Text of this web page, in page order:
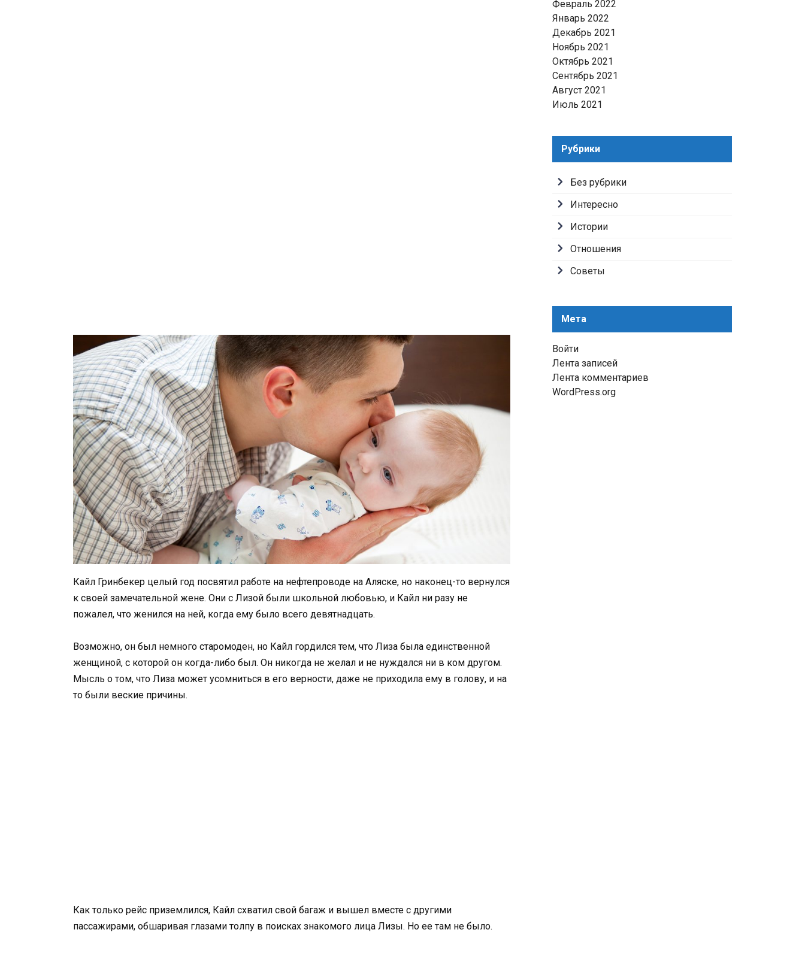
Кайл Гринбекер целый год посвятил работе на нефтепроводе на Аляске, но наконец-то вернулся
к своей замечательной жене. Они с Лизой были школьной любовью, и Кайл ни разу не
пожалел, что женился на ней, когда ему было всего девятнадцать.
Возможно, он был немного старомоден, но Кайл гордился тем, что Лиза была единственной
женщиной, с которой он когда-либо был. Он никогда не желал и не нуждался ни в ком другом.
Мысль о том, что Лиза может усомниться в его верности, даже не приходила ему в голову, и на
то были веские причины.
Как только рейс приземлился, Кайл схватил свой багаж и вышел вместе с другими
пассажирами, обшаривая глазами толпу в поисках знакомого лица Лизы. Но ее там не было.
Февраль 2022
Январь 2022
Декабрь 2021
Ноябрь 2021
Октябрь 2021
Сентябрь 2021
Август 2021
Июль 2021
Рубрики
Без рубрики
Интересно
Истории
Отношения
Советы
Мета
Войти
Лента записей
Лента комментариев
WordPress.org